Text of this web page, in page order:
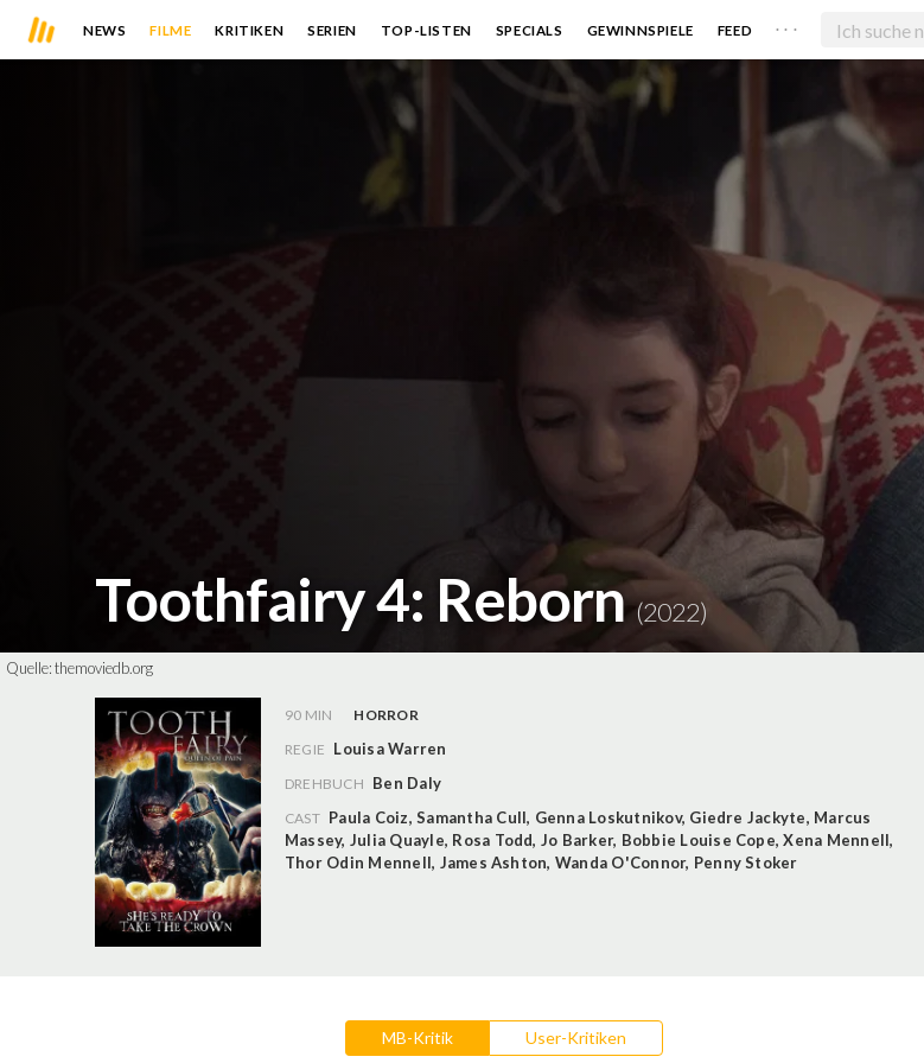
NEWS FILME KRITIKEN SERIEN TOP-LISTEN SPECIALS GEWINNSPIELE FEED . . .
Toothfairy 4: Reborn(2022)
Quelle:themoviedb.org
90 MIN
HORROR
REGIE Louisa Warren
DREHBUCH Ben Daly
CAST Paula Coiz,Samantha Cull, Genna Loskutnikov, Giedre Jackyte, Marcus
Massey, Julia Quayle, Rosa Todd, Jo Barker, Bobbie Louise Cope,Xena Mennell,
Thor Odin Mennell, James Ashton, Wanda O'Connor, Penny Stoker
MB-Kritik User-Kritiken